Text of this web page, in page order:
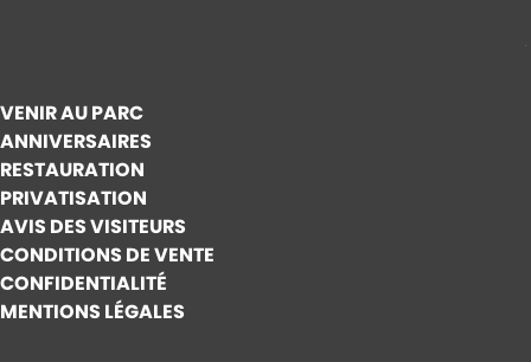
VENIR AU PARC
ANNIVERSAIRES
RESTAURATION
PRIVATISATION
AVIS DES VISITEURS
CONDITIONS DE VENTE
CONFIDENTIALITÉ
MENTIONS LÉGALES